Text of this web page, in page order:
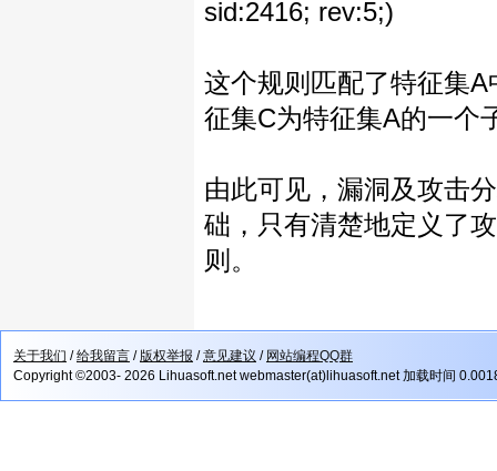
sid:2416; rev:5;)
这个规则匹配了特征集
征集C为特征集A的一个
由此可见，漏洞及攻击
础，只有清楚地定义了
则。
关于我们 /给我留言 /版权举报 /意见建议 / 网站编程QQ群
Copyright ©2003- 2026 Lihuasoft.net webmaster(at)lihuasoft.net 加载时间